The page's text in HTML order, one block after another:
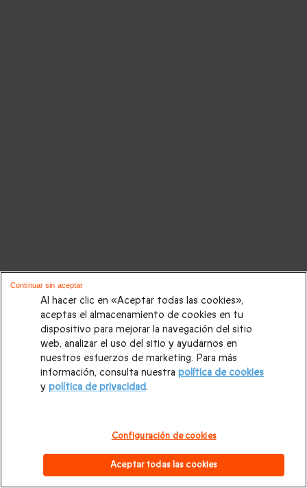
Al hacer clic en «Aceptar todas las cookies»,
aceptas el almacenamiento de cookies en tu
dispositivo para mejorar la navegación del sitio
web, analizar el uso del sitio y ayudarnos en
nuestros esfuerzos de marketing. Para más
información, consulta nuestra política de cookies
y política de privacidad.
Configuración de cookies
Aceptar todas las cookies
Continuar sin aceptar